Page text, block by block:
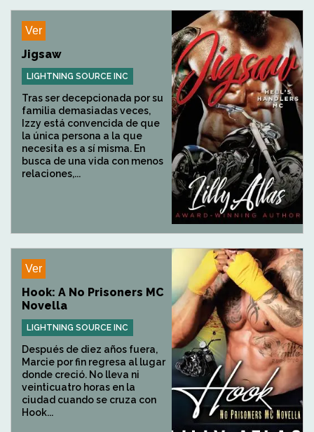
Ver
Jigsaw
LIGHTNING SOURCE INC
Tras ser decepcionada por su
familia demasiadas veces,
Izzy está convencida de que
la única persona a la que
necesita es a sí misma. En
busca de una vida con menos
relaciones,...
Ver
Hook: A No Prisoners MC
Novella
LIGHTNING SOURCE INC
Después de diez años fuera,
Marcie por fin regresa al lugar
donde creció. No lleva ni
veinticuatro horas en la
ciudad cuando se cruza con
Hook...